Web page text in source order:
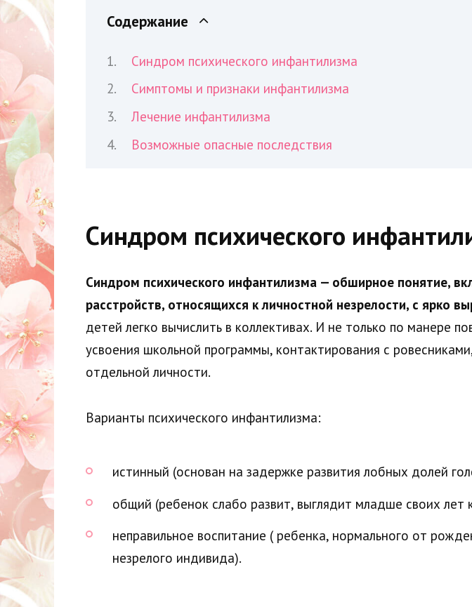
Содержание
Синдром психического инфантилизма
Симптомы и признаки инфантилизма
Лечение инфантилизма
Возможные опасные последствия
Синдром психического
Синдром психического инфантилизма — обширное понятие,
расстройств, относящихся к личностной незрелости, с
детей легко вычислить в коллективах. И не только по манере
усвоения школьной программы, контактирования с
отдельной личности.
Варианты психического инфантилизма:
истинный (основан на задержке развития лобных долей
общий (ребенок слабо развит, выглядит младше своих лет
неправильное воспитание ( ребенка, нормального от
незрелого индивида).